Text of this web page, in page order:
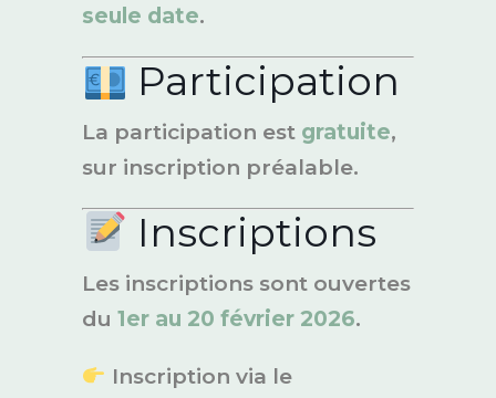
seule date.
Participation
La participation est gratuite,
sur inscription préalable.
Inscriptions
Les inscriptions sont ouvertes
du 1er au 20 février 2026.
Inscription via le